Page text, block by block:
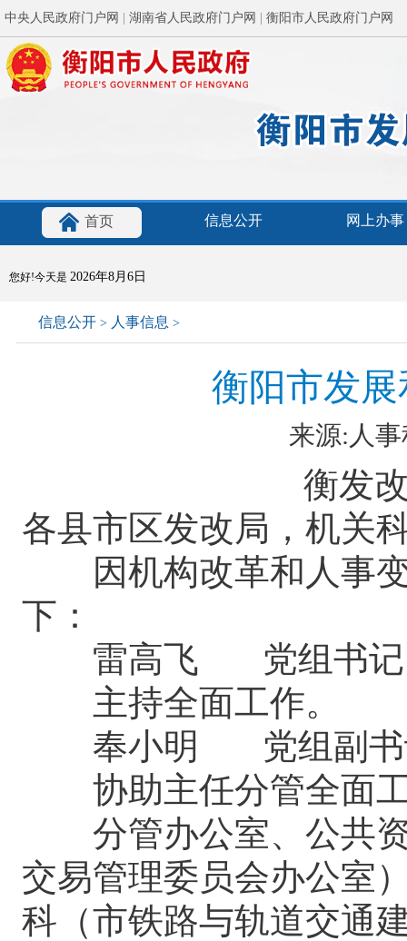
中央人民政府门户网 湖南省人民政府门户网 衡阳市人民政府门户网
首页 信息公开 网上办事
您好!今天是 2026年8月6日
信息公开 > 人事信息 >
衡阳市发
来源:人
衡发
各县市区发改局，机关
因机构改革和人事变
下：
雷高飞 党组书记
主持全面工作。
奉小明 党组副书
协助主任分管全面
分管办公室、公共资
交易管理委员会办公室
科（市铁路与轨道交通